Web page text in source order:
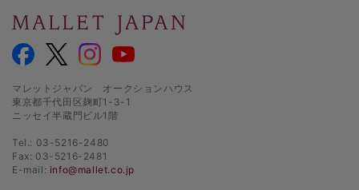
マレットジャパン オークションハウス
東京都千代田区麹町1-3-1
ニッセイ半蔵門ビル1階
Tel.: 03-5216-2480
Fax: 03-5216-2481
E-mail: info@mallet.co.jp